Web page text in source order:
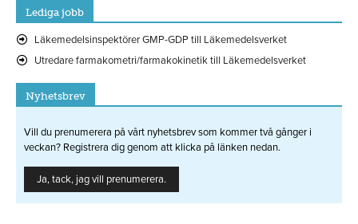
Lediga jobb
Läkemedelsinspektörer GMP-GDP till Läkemedelsverket
Utredare farmakometri/farmakokinetik till Läkemedelsverket
Nyhetsbrev
Vill du prenumerera på vårt nyhetsbrev som kommer två gånger i
veckan? Registrera dig genom att klicka på länken nedan.
Ja, tack, jag vill prenumerera.